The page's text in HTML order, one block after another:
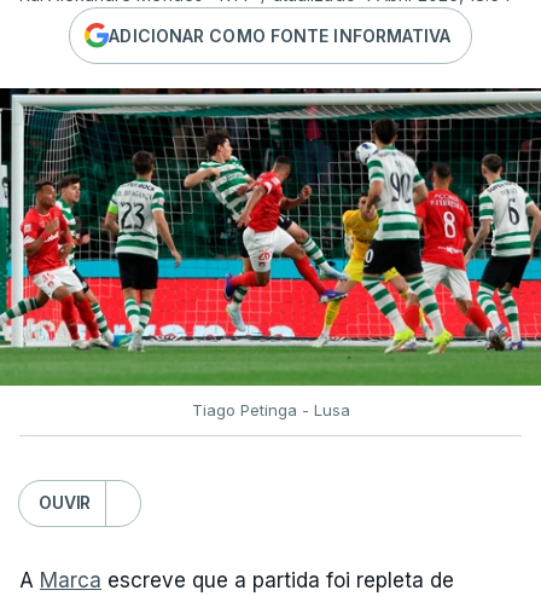
ADICIONAR COMO FONTE INFORMATIVA
Tiago Petinga - Lusa
OUVIR
A Marca escreve que a partida foi repleta de